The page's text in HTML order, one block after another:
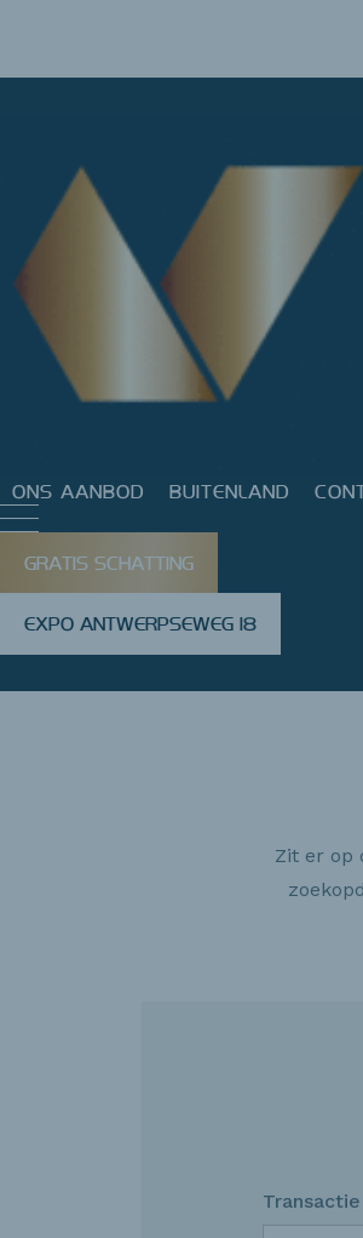
ONS AANBOD BUITENLAND
GRATIS SCHATTING
EXPO ANTWERPSEWEG 18
Zit er op